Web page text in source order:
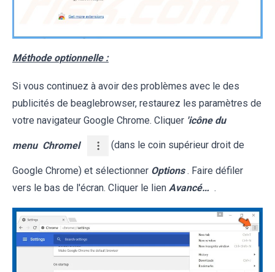
Méthode optionnelle :
Si vous continuez à avoir des problèmes avec le des
publicités de beaglebrowser, restaurez les paramètres de
votre navigateur Google Chrome. Cliquer 'icône du
menu Chromel (dans le coin supérieur droit de
Google Chrome) et sélectionner Options . Faire défiler
vers le bas de l'écran. Cliquer le lien Avancé… .